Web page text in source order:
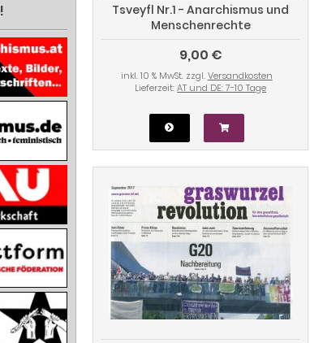
Tsveyfl Nr.1 - Anarchismus und
Menschenrechte
9,00 €
inkl. 10 % MwSt. zzgl.Versandkosten
Lieferzeit:AT und DE: 7-10 Tage